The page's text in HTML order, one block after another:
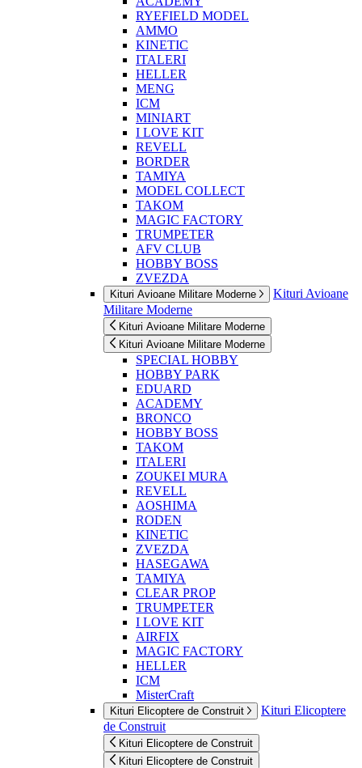
RYEFIELD MODEL
AMMO
KINETIC
ITALERI
HELLER
MENG
ICM
MINIART
I LOVE KIT
REVELL
BORDER
TAMIYA
MODEL COLLECT
TAKOM
MAGIC FACTORY
TRUMPETER
AFV CLUB
HOBBY BOSS
ZVEZDA
Kituri Avioane Militare Moderne
Kituri Avioane
Militare Moderne
Kituri Avioane Militare Moderne
Kituri Avioane Militare Moderne
SPECIAL HOBBY
HOBBY PARK
EDUARD
ACADEMY
BRONCO
HOBBY BOSS
TAKOM
ITALERI
ZOUKEI MURA
REVELL
AOSHIMA
RODEN
KINETIC
ZVEZDA
HASEGAWA
TAMIYA
CLEAR PROP
TRUMPETER
I LOVE KIT
AIRFIX
MAGIC FACTORY
HELLER
ICM
MisterCraft
Kituri Elicoptere de Construit
Kituri Elicoptere
de Construit
Kituri Elicoptere de Construit
Kituri Elicoptere de Construit